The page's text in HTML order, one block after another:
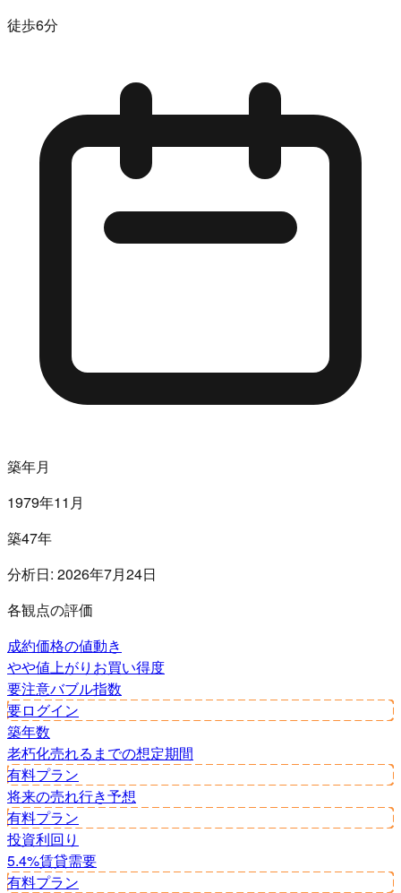
徒歩6分
築年月
1979年11月
築47年
分析日: 2026年7月24日
各観点の評価
成約価格の値動き
やや値上がり お買い得度
要注意バブル指数
要ログイン
築年数
老朽化売れるまでの想定期間
有料プラン
将来の売れ行き予想
有料プラン
投資利回り
5.4%賃貸需要
有料プラン